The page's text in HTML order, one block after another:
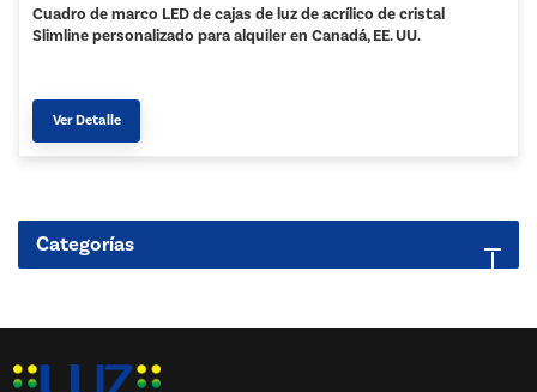
Cuadro de marco LED de cajas de luz de acrílico de cristal
Slimline personalizado para alquiler en Canadá, EE. UU.
Ver Detalle
Categorías